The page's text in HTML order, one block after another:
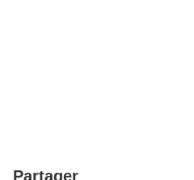
Partager